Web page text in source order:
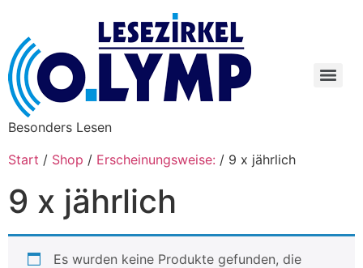
Besonders Lesen
Start / Shop / Erscheinungsweise: / 9 x jährlich
9 x jährlich
Es wurden keine Produkte gefunden, die